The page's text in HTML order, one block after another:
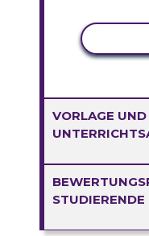
VORLAGE UND
STUDIERENDE